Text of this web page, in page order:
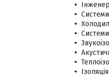
Системи